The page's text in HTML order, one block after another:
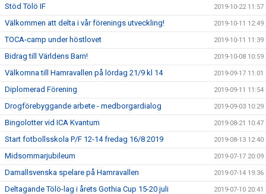
Stöd Tölö IF 2019-10-22 11:57
Välkommen att delta i vår förenings utveckling! 2019-10-11 12:49
TOCA-camp under höstlovet 2019-10-11 11:39
Bidrag till Världens Barn! 2019-10-08 10:59
Välkomna till Hamravallen på lördag 21/9 kl 14 2019-09-17 11:01
Diplomerad Förening 2019-09-11 11:54
Drogförebyggande arbete - medborgardialog 2019-09-03 10:29
Bingolotter vid ICA Kvantum 2019-08-21 10:47
Start fotbollsskola P/F 12-14 fredag 16/8 2019 2019-08-13 12:40
Midsommarjubileum 2019-07-17 20:09
Damallsvenska spelare på Hamravallen 2019-07-14 19:36
Deltagande Tölö-lag i årets Gothia Cup 15-20 juli 2019-07-10 20:41